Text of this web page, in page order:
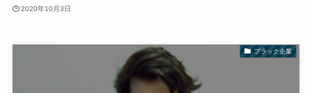
2020年10月3日
ブラック企業